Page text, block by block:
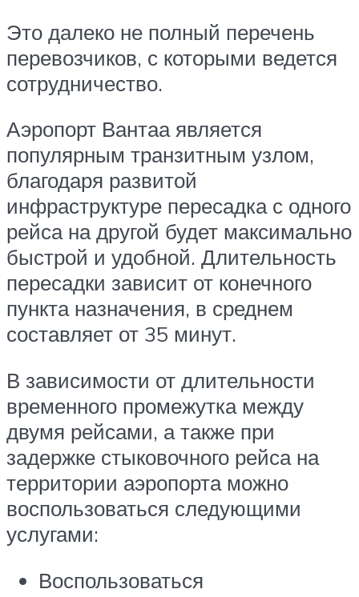
Это далеко не полный перечень
перевозчиков, с которыми ведется
сотрудничество.
Аэропорт Вантаа является
популярным транзитным узлом,
благодаря развитой
инфраструктуре пересадка с одного
рейса на другой будет максимально
быстрой и удобной. Длительность
пересадки зависит от конечного
пункта назначения, в среднем
составляет от 35 минут.
В зависимости от длительности
временного промежутка между
двумя рейсами, а также при
задержке стыковочного рейса на
территории аэропорта можно
воспользоваться следующими
услугами:
Воспользоваться